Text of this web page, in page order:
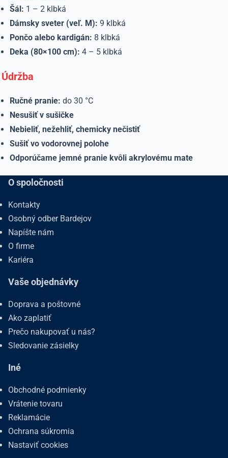
Šál: 1 – 2 klbká
Dámsky sveter (veľ. M): 9 klbká
Pončo alebo kardigán: 8 klbká
Deka (80×100 cm): 4 – 5 klbká
Údržba
Ručné pranie: do 30 °C
Nesušiť v sušičke
Nebieliť, nežehliť, chemicky nečistiť
Sušiť vo vodorovnej polohe
Odporúčame jemné pranie kvôli akrylovému mate
O spoločnosti
Kontakty
Osobný odber Bardejov
Napíšte nám
O firme
Kariéra
Vaše objednávky
Doprava a poštovné
Ako zaplatiť
Prečo nakupovať u nás?
Sledovanie zásielky
Iné
Obchodné podmienky
Vrátenie tovaru
Reklamácie
Ochrana súkromia
Nastaviť cookies